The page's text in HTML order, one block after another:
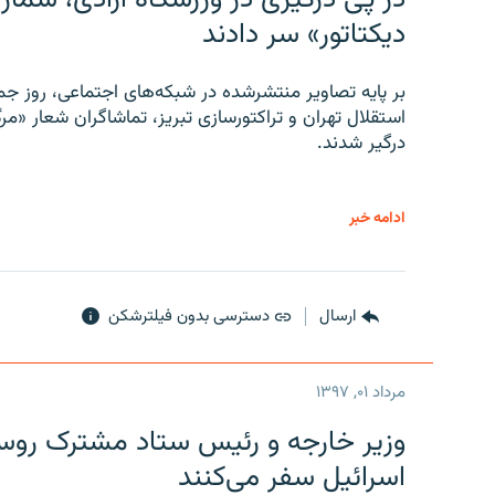
دیکتاتور» سر دادند
بر پایه تصاویر منتشرشده در شبکه‌های اجتماعی، روز
استقلال تهران و تراکتورسازی تبریز، تماشاگران شعار
درگیر شدند.
ادامه خبر
ارسال دسترسی بدون فیلترشکن
مرداد ۰۱, ۱۳۹۷
وزیر خارجه و رئیس‌ ستاد مشترک
اسرائیل سفر می‌کنند